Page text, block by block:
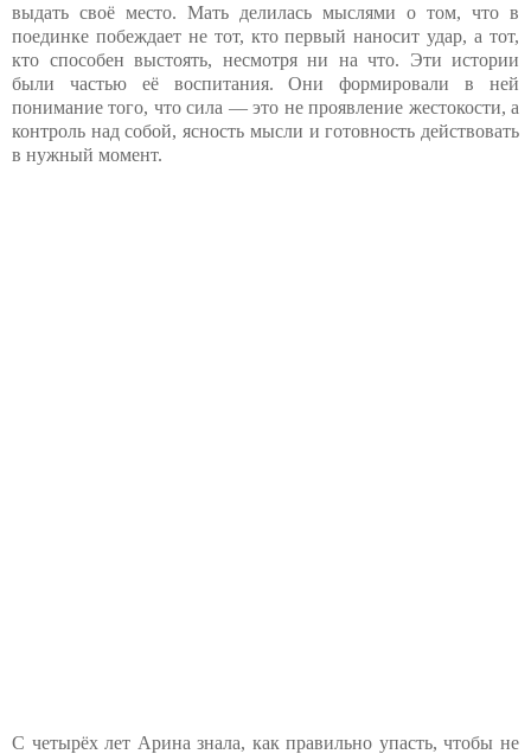
выдать своё место. Мать делилась мыслями о том, что в
поединке побеждает не тот, кто первый наносит удар, а тот,
кто способен выстоять, несмотря ни на что. Эти истории
были частью её воспитания. Они формировали в ней
понимание того, что сила — это не проявление жестокости, а
контроль над собой, ясность мысли и готовность действовать
в нужный момент.
С четырёх лет Арина знала, как правильно упасть, чтобы не